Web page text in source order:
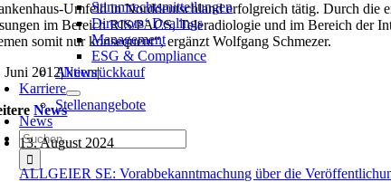
Stimmrechtsmitteilungen
Directors‘ Dealings
Management
ESG & Compliance
Aktienrückkauf
Karriere
Stellenangebote
News
Suche
nach:
Umfeld in Norddeutschland erfolgreich tätig. Durch die
im Bereich RIS/PACS, Teleradiologie und im Bereich der
somit nur konsequent“, ergänzt Wolfgang Schmezer.
Juni 2012|News|
News
13. August 2024
ALLGEIER SE: Vorabbekanntmachung über die